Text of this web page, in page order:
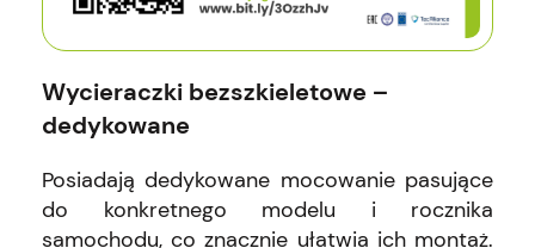
Wycieraczki bezszkieletowe –
dedykowane
Posiadają dedykowane mocowanie pasujące
do konkretnego modelu i rocznika
samochodu, co znacznie ułatwia ich montaż.